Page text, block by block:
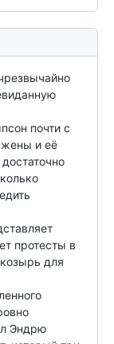
почти с
жены и её
протесты в
для
Эндрю